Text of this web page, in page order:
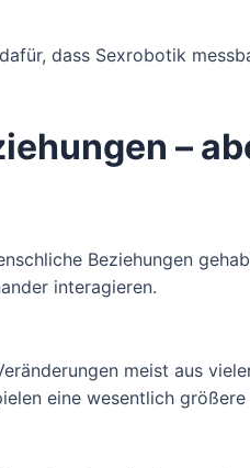
dass Sexrobotik
–
Beziehungen
interagieren.
meist aus
eine wesentlich